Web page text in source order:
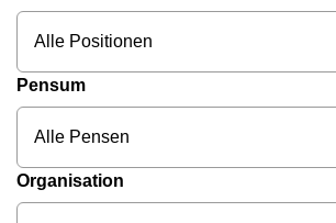
Alle Positionen
Pensum
Alle Pensen
Organisation